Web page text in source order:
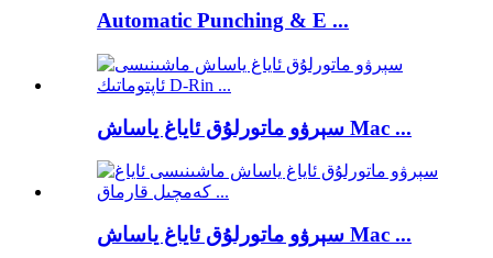
Automatic Punching & E ...
سېرۋو ماتورلۇق ئاياغ ياساش Mac ...
سېرۋو ماتورلۇق ئاياغ ياساش Mac ...